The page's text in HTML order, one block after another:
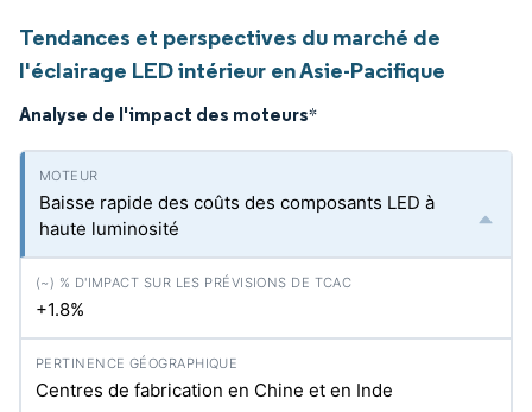
Tendances et perspectives du marché de
l'éclairage LED intérieur en Asie-Pacifique
Analyse de l'impact des moteurs*
Baisse rapide des coûts des composants LED à
haute luminosité
+1.8%
Centres de fabrication en Chine et en Inde